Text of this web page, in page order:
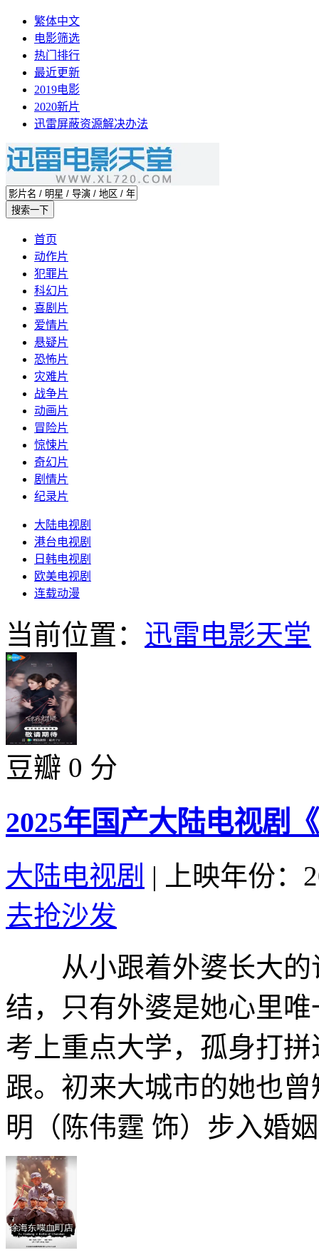
繁体中文
电影筛选
热门排行
最近更新
2019电影
2020新片
迅雷屏蔽资源解决办法
首页
动作片
犯罪片
科幻片
喜剧片
爱情片
悬疑片
恐怖片
灾难片
战争片
动画片
冒险片
惊悚片
奇幻片
剧情片
纪录片
大陆电视剧
港台电视剧
日韩电视剧
欧美电视剧
连载动漫
当前位置： 迅雷电影天堂
豆瓣 0 分
2025年国产大陆电视剧
大陆电视剧 |
上映年份：
去抢沙发
从小跟着外婆长大的
结，只有外婆是她心里
考上重点大学，孤身打
跟。初来大城市的她也
明（陈伟霆 饰）步入婚